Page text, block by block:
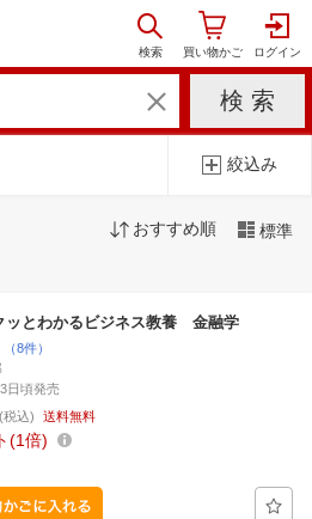
絞込み
おすすめ順 標準
ッとわかるビジネス教養 金融学
（8件）
日頃発売
(税込) 送料無料
1倍